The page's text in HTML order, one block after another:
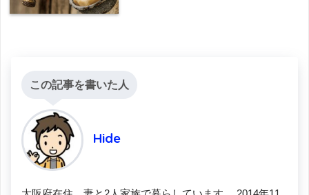
この記事を書いた人
Hide